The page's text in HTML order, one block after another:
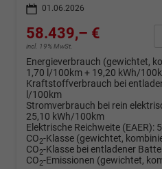
01.06.2026
58.439,– €
incl. 19% MwSt.
Energieverbrauch (gewichtet,
1,70 l/100km + 19,20 kWh/
Kraftstoffverbrauch bei
l/100km
Stromverbrauch bei rein
25,10 kWh/100km
Elektrische Reichweite (EAER):
CO2-Klasse (gewichtet,
CO2-Klasse bei entladener
CO2-Emissionen (gewichtet,